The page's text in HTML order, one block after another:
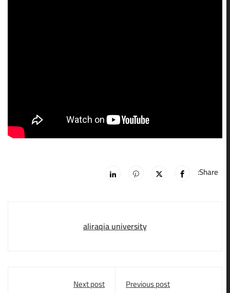
Share:
aliraqia university
Previous post
Next post